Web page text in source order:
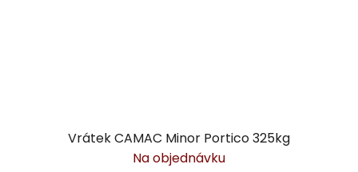
Vrátek CAMAC Minor Portico 325kg
Na objednávku